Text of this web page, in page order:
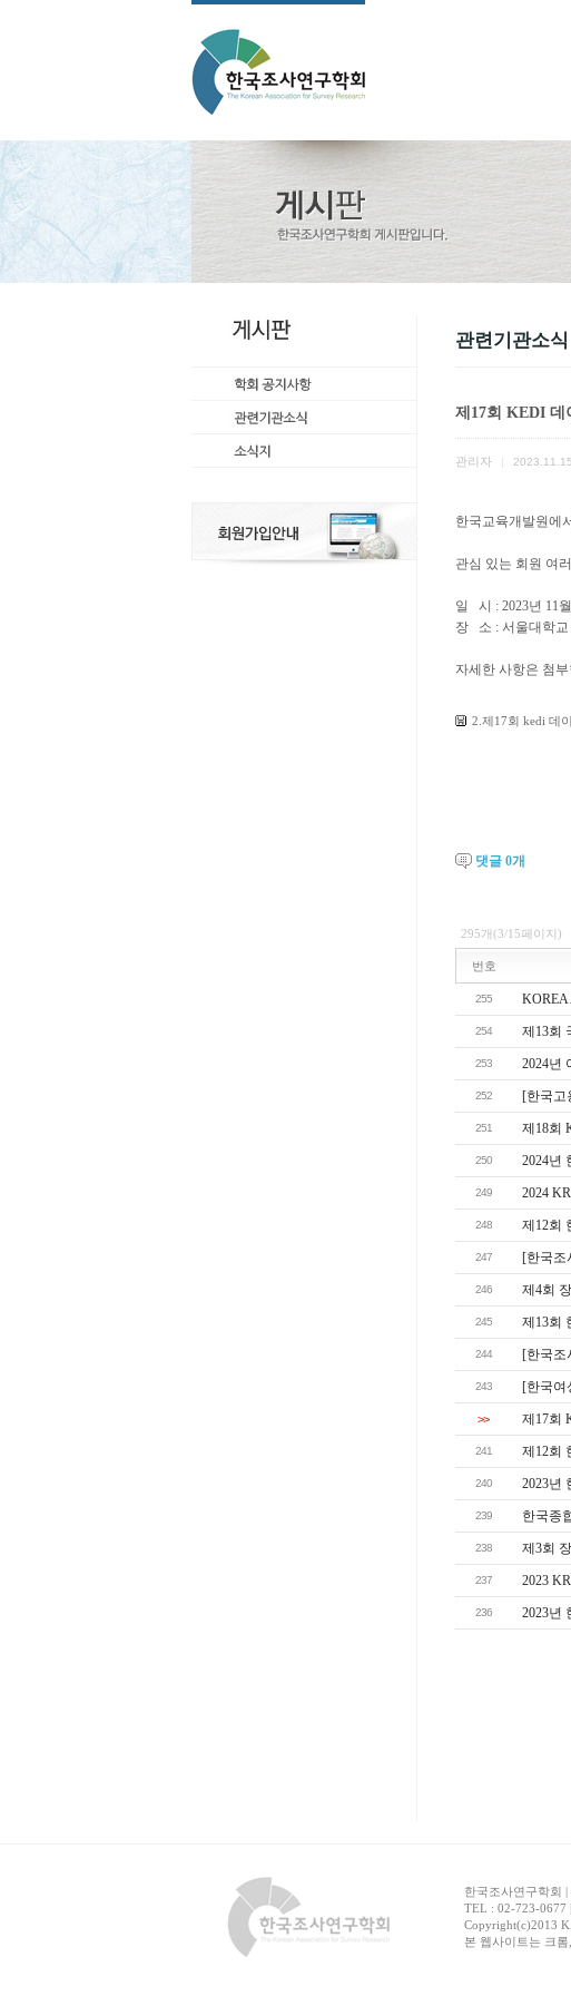
관련기관소식
제17회 KEDI 데
관리자
한국교육개발원에
관심 있는 회원 여
일 시 : 2023년 11
장 소 : 서울대학교
자세한 사항은 첨
2.제17회 kedi 데
댓글 0개
295개(3/15페이지)
번호
255
254 제13회
253 2024년
252 [한국고
251 제18회
250 2024년
249 2024
248 제12회
247 [한국조
246 제4회
245 제13회
244 [한국조
243 [한국여
>> 제17회
241 제12회
240 2023년
239 한국종
238 제3회
237 2023
236 2023년
한국조사연구학회
TEL : 02-723-0677
Copyright(c)2013
본 웹사이트는 크